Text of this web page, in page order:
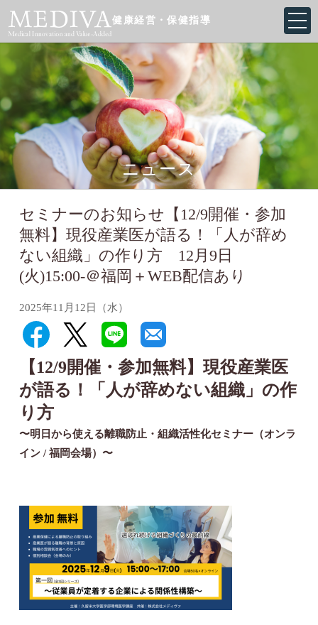
健康経営・保健指導
ニュース
セミナーのお知らせ【12/9開催・参加
無料】現役産業医が語る！「人が辞め
ない組織」の作り方 12月9日
(火)15:00-＠福岡＋WEB配信あり
2025年11月12日（水）
【12/9開催・参加無料】現役産業医
が語る！「人が辞めない組織」の作
り方
〜明日から使える離職防止・組織活性化セミナー（オンラ
イン / 福岡会場）〜